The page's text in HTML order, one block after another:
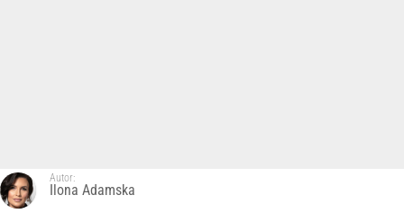
Autor:
Ilona Adamska